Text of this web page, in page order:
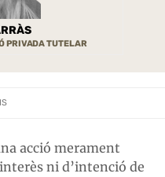
PRIVADA TUTELAR
acció merament
ni d’intenció de